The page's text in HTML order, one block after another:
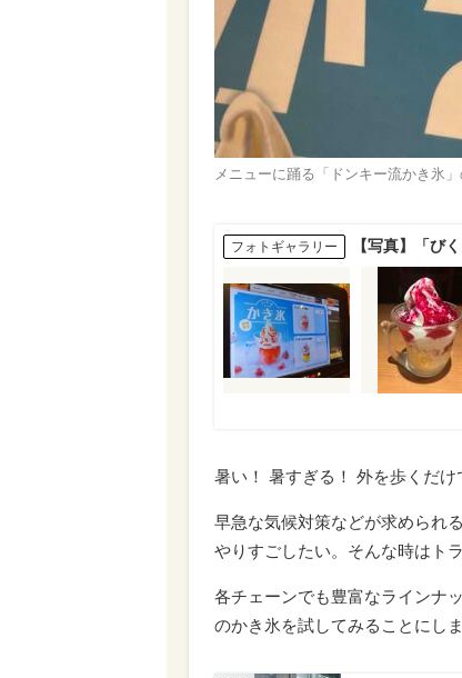
メニューに踊る「ドンキー流かき氷
フォトギャラリー 【写真】「び
暑い！ 暑すぎる！ 外を歩くだけ
早急な気候対策などが求められ
やりすごしたい。そんな時はト
各チェーンでも豊富なラインナ
のかき氷を試してみることにしま